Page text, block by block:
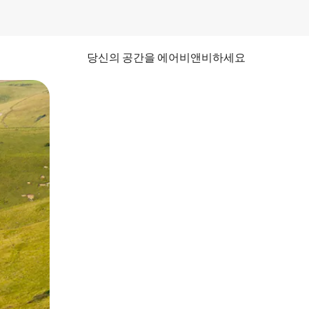
당신의 공간을 에어비앤비하세요